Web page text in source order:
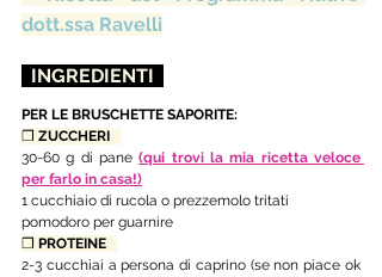
dott.ssa Ravelli
  INGREDIENTI
PER LE BRUSCHETTE SAPORITE:
❒ ZUCCHERI
30-60 g di pane (qui trovi la mia ricetta veloce
per farlo in casa!)
1 cucchiaio di rucola o prezzemolo tritati
pomodoro per guarnire
❒ PROTEINE
2-3 cucchiai a persona di caprino (se non piace ok